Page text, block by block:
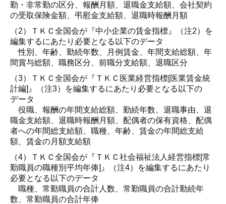
勤・非常勤の区分、報酬月額、退職金支給額、会社契約
の受取保険金額、弔慰金支給額、退職時報酬月額
（2）ＴＫＣ全国会が『中小企業の賃金指標』（注2）を
編集するにあたり必要となる以下のデータ
性別、年齢、勤続年数、月例賃金、年間支給総額、年
間賞与総額、職務区分、前職分支給額、退職区分
（3）ＴＫＣ全国会が『ＴＫＣ医業経営指標[医業賃金統
計編]』（注3）を編集するにあたり必要となる以下の
データ
役職、報酬の年間支給総額、勤続年数、退職事由、退
職金支給額、退職時報酬月額、配偶者の保有資格、配偶
者への年間総支給額、職種、年齢、賃金の年間総支給
額、賃金の月額支給額
（4）ＴＫＣ全国会が『ＴＫＣ社会福祉法人経営指標[常
勤職員の職種別平均年俸]』（注4）を編集するにあたり
必要となる以下のデータ
職種、常勤職員の合計人数、常勤職員の合計勤続年
数、常勤職員の合計年俸